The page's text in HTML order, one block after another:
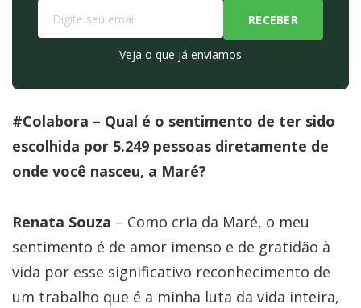
Veja o que já enviamos
#Colabora – Qual é o sentimento de ter sido
escolhida por 5.249 pessoas diretamente de
onde você nasceu, a Maré?
Renata Souza – Como cria da Maré, o meu
sentimento é de amor imenso e de gratidão à
vida por esse significativo reconhecimento de
um trabalho que é a minha luta da vida inteira,